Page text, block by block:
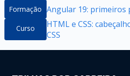
Formação Angular 19: primeiros
Curso
HTML e CSS:
CSS